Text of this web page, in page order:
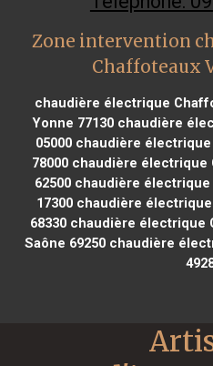
Zone intervention
Chaffoteaux
chaudière électrique
Yonne 77130 chaudière
05000 chaudière
78000chaudière électrique
62500 chaudière
17300 chaudière
68330chaudière électrique
Saône 69250chaudière